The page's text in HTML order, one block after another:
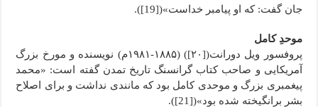
جان گفت: که او پیامبر خداست»([19]).
موحدِ کامل
پروفسور ویل دورانت([۲۰]) (۱۸۸۵-۱۹۸۱م) نویسنده و مورخ بزرگ
آمریکایی و صاحب کتاب گرانسنگ تاریخ تمدن گفته است: «محمد
پیغمبری بزرگ و موحدی کامل بود که مانندی نداشت و برای اصلاح
بشر برانگیخته شده بود»([21]).